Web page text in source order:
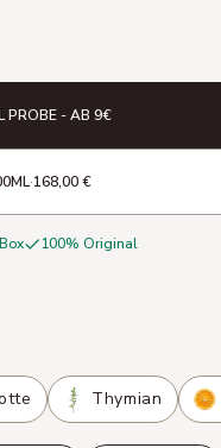
PROBE - AB 9€
·168,00 €
100% Original
Thymian